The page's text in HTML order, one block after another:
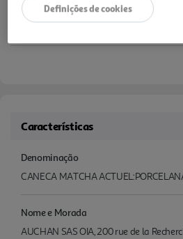
Características
Denominação
CANECA MATCHA
Nome e Morada
AUCHAN SAS OIA, 200 rue de la
Definições de cookies